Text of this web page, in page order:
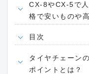
CX-8やCX-5で
格で安いものや
目次
タイヤチェーン
ポイントとは？